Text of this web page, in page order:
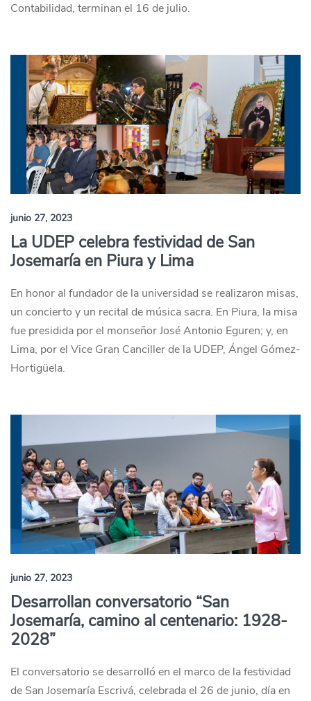
Contabilidad, terminan el 16 de julio.
junio 27, 2023
La UDEP celebra festividad de San
Josemaría en Piura y Lima
En honor al fundador de la universidad se realizaron misas,
un concierto y un recital de música sacra. En Piura, la misa
fue presidida por el monseñor José Antonio Eguren; y, en
Lima, por el Vice Gran Canciller de la UDEP, Ángel Gómez-
Hortigüela.
junio 27, 2023
Desarrollan conversatorio “San
Josemaría, camino al centenario: 1928-
2028”
El conversatorio se desarrolló en el marco de la festividad
de San Josemaría Escrivá, celebrada el 26 de junio, día en